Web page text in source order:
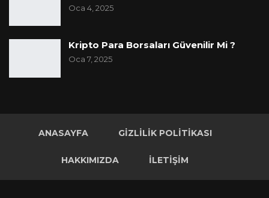
Oca 4, 2025
Kripto Para Borsaları Güvenilir Mi ?
Oca 7, 2025
ANASAYFA GIZLILIK POLITIKASI
HAKKIMIZDA İLETIŞIM